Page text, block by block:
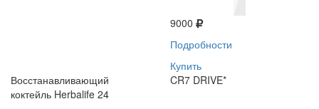
9000
Подробности
Купить
Восстанавливающий
коктейль Herbalife 24
CR7 DRIVE*